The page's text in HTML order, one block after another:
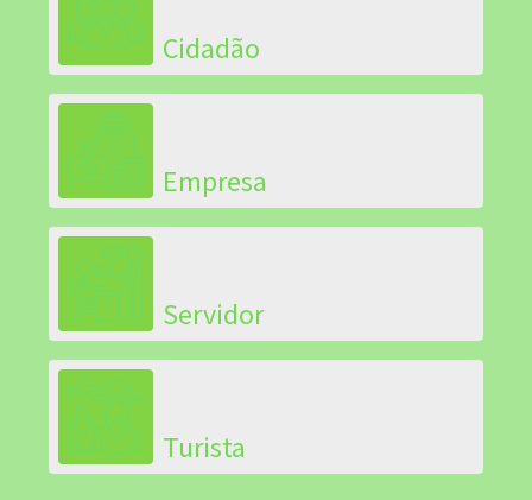
Cidadão
Empresa
Servidor
Turista